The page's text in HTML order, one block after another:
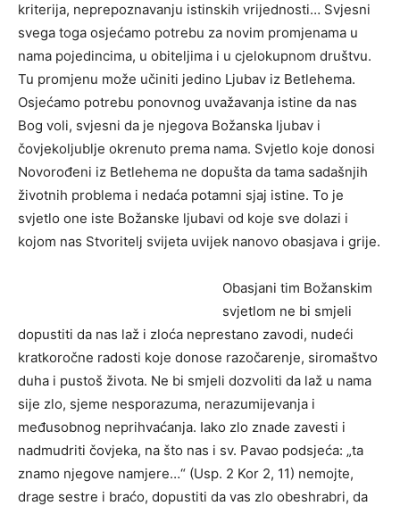
kriterija, neprepoznavanju istinskih vrijednosti… Svjesni
svega toga osjećamo potrebu za novim promjenama u
nama pojedincima, u obiteljima i u cjelokupnom društvu.
Tu promjenu može učiniti jedino Ljubav iz Betlehema.
Osjećamo potrebu ponovnog uvažavanja istine da nas
Bog voli, svjesni da je njegova Božanska ljubav i
čovjekoljublje okrenuto prema nama. Svjetlo koje donosi
Novorođeni iz Betlehema ne dopušta da tama sadašnjih
životnih problema i nedaća potamni sjaj istine. To je
svjetlo one iste Božanske ljubavi od koje sve dolazi i
kojom nas Stvoritelj svijeta uvijek nanovo obasjava i grije.
Obasjani tim Božanskim
svjetlom ne bi smjeli
dopustiti da nas laž i zloća neprestano zavodi, nudeći
kratkoročne radosti koje donose razočarenje, siromaštvo
duha i pustoš života. Ne bi smjeli dozvoliti da laž u nama
sije zlo, sjeme nesporazuma, nerazumijevanja i
međusobnog neprihvaćanja. Iako zlo znade zavesti i
nadmudriti čovjeka, na što nas i sv. Pavao podsjeća: „ta
znamo njegove namjere…“ (Usp. 2 Kor 2, 11) nemojte,
drage sestre i braćo, dopustiti da vas zlo obeshrabri, da